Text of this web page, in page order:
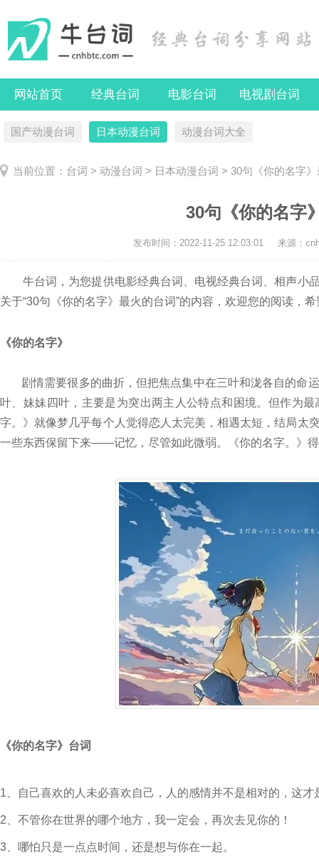
网站首页 经典台词 电影台词 电视剧台词
国产动漫台词 日本动漫台词 动漫台词大全
当前位置： 台词 > 动漫台词 > 日本动漫台词 > 30句《你的名字
30句《你的名字
发布时间： 2022-11-25 12:03:01 来源：
牛台词，为您提供电影经典台词、电视经典台词、相声小
关于“30句《你的名字》最火的台词”的内容，欢迎您的阅读，
《你的名字》
剧情需要很多的曲折，但把焦点集中在三叶和泷各自的命
叶、妹妹四叶，主要是为突出两主人公特点和困境。但作为
字。》就像梦几乎每个人觉得恋人太完美，相遇太短，结局太
一些东西保留下来——记忆，尽管如此微弱。《你的名字。》
《你的名字》台词
1、自己喜欢的人未必喜欢自己，人的感情并不是相对的，这才
2、不管你在世界的哪个地方，我一定会，再次去见你的！
3、哪怕只是一点点时间，还是想与你在一起。